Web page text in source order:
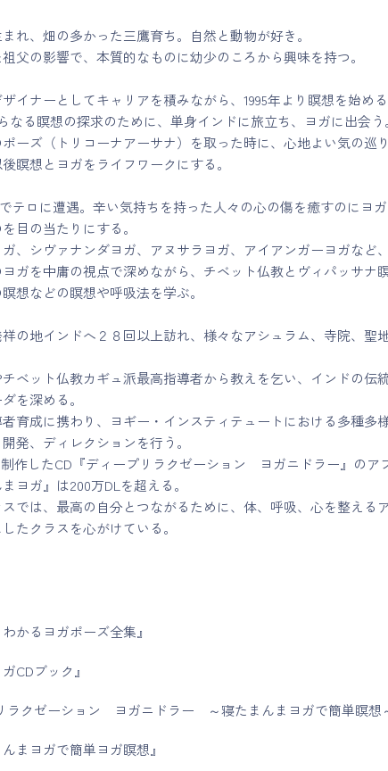
れ、畑の多かった三鷹育ち。自然と動物が好き。
父の影響で、本質的なものに幼少のころから興味を持つ。
イナーとしてキャリアを積みながら、1995年より瞑想を始める
なる瞑想の探求のために、単身インドに旅立ち、ヨガに出会う。
ーズ（トリコーナアーサナ）を取った時に、心地よい気の巡
瞑想とヨガをライフワークにする。
テロに遭遇。辛い気持ちを持った人々の心の傷を癒すのにヨ
目の当たりにする。
、シヴァナンダヨガ、アヌサラヨガ、アイアンガーヨガなど
ガを中庸の視点で深めながら、チベット仏教とヴィパッサナ
想などの瞑想や呼吸法を学ぶ。
の地インドへ２８回以上訪れ、様々なアシュラム、寺院、聖
ベット仏教カギュ派最高指導者から教えを乞い、インドの伝
を深める。
者育成に携わり、ヨギー・インスティテュートにおける多種多
発、ディレクションを行う。
制作したCD『ディープリラクゼーション ヨガニドラー』のア
ヨガ』は200万DLを超える。
スでは、最高の自分とつながるために、体、呼吸、心を整える
たクラスを心がけている。
わかるヨガポーズ全集』
CDブック』
ラクゼーション ヨガニドラー ～寝たまんまヨガで簡単瞑想
まヨガで簡単ヨガ瞑想』